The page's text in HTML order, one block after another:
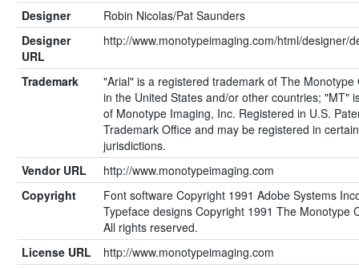
Designer
Robin Nicolas/Pat Saunders
Designer
URL
http://www.monotypeimaging.com/html/designer/
Trademark
"Arial" is a registered trademark of The Monotype
in the United States and/or other countries; "MT"
of Monotype Imaging, Inc. Registered in U.S.
Trademark Office and may be registered in
jurisdictions.
Vendor URL
http://www.monotypeimaging.com
Copyright
Font software Copyright 1991 Adobe Systems
Typeface designs Copyright 1991 The Monotype
All rights reserved.
License URL
http://www.monotypeimaging.com